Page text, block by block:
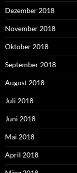
Dezember 2018
November 2018
Oktober 2018
September 2018
August 2018
Juli 2018
Juni 2018
Mai 2018
April 2018